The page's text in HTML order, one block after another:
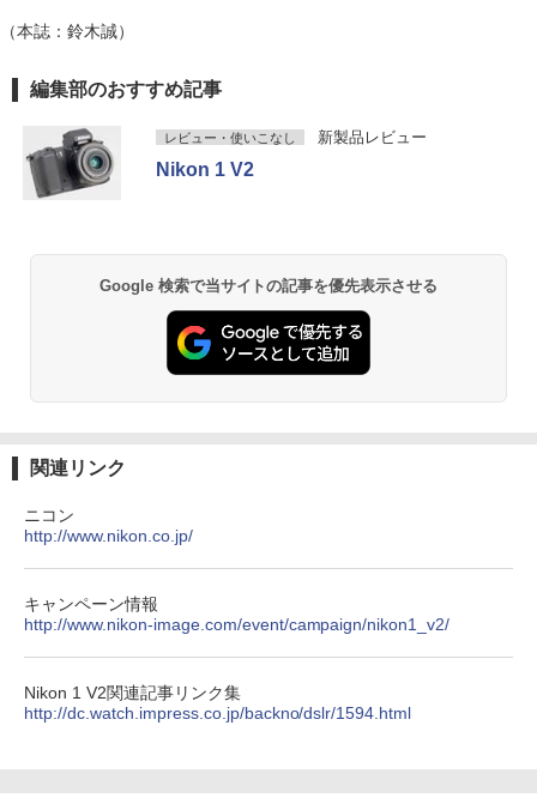
（本誌：鈴木誠）
編集部のおすすめ記事
レビュー・使いこなし 新製品レビュー
Nikon 1 V2
Google 検索で当サイトの記事を優先表示させる
関連リンク
ニコン
http://www.nikon.co.jp/
キャンペーン情報
http://www.nikon-image.com/event/campaign/nikon1_v2/
Nikon 1 V2関連記事リンク集
http://dc.watch.impress.co.jp/backno/dslr/1594.html